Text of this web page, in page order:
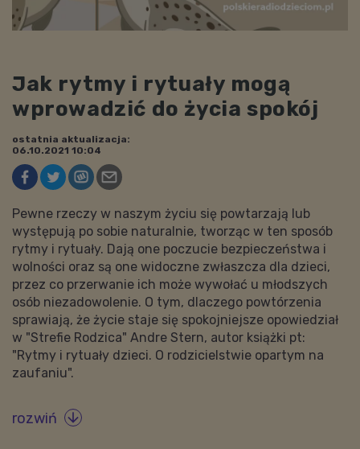
Jak rytmy i rytuały mogą
wprowadzić do życia spokój
ostatnia aktualizacja:
06.10.2021 10:04
Pewne rzeczy w naszym życiu się powtarzają lub
występują po sobie naturalnie, tworząc w ten sposób
rytmy i rytuały. Dają one poczucie bezpieczeństwa i
wolności oraz są one widoczne zwłaszcza dla dzieci,
przez co przerwanie ich może wywołać u młodszych
osób niezadowolenie. O tym, dlaczego powtórzenia
sprawiają, że życie staje się spokojniejsze opowiedział
w "Strefie Rodzica" Andre Stern, autor książki pt:
"Rytmy i rytuały dzieci. O rodzicielstwie opartym na
zaufaniu".
rozwiń 